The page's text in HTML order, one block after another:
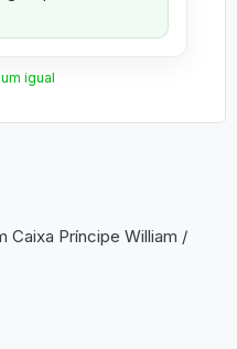
igual
Caixa Príncipe William /